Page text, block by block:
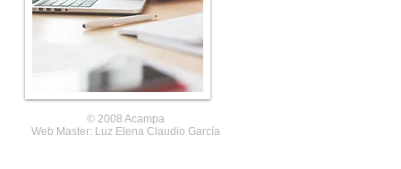
© 2008 Acampa
Web Master: Luz Elena Claudio García